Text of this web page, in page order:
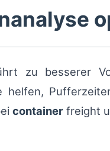
zu besserer
helfen,
container freight